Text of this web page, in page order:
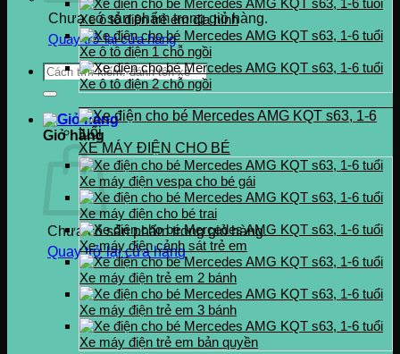
Chưa có sản phẩm trong giỏ hàng.
Quay trở lại cửa hàng
Tìm
kiếm:
Giỏ hàng
Chưa có sản phẩm trong giỏ hàng.
Quay trở lại cửa hàng
Xe ô tô điện trẻ em địa hình
Xe ô tô điện 1 chỗ ngồi
Xe ô tô điện 2 chỗ ngồi
XE MÁY ĐIỆN CHO BÉ
Xe máy điện vespa cho bé gái
Xe máy điện cho bé trai
Xe máy điện cảnh sát trẻ em
Xe máy điện trẻ em 2 bánh
Xe máy điện trẻ em 3 bánh
Xe máy điện trẻ em bản quyền